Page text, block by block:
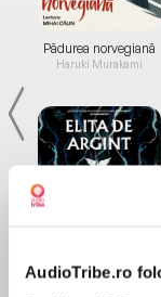
AudioTribe.ro
Pădurea norvegiană
Haruki Murakami
de...
Dani Francis